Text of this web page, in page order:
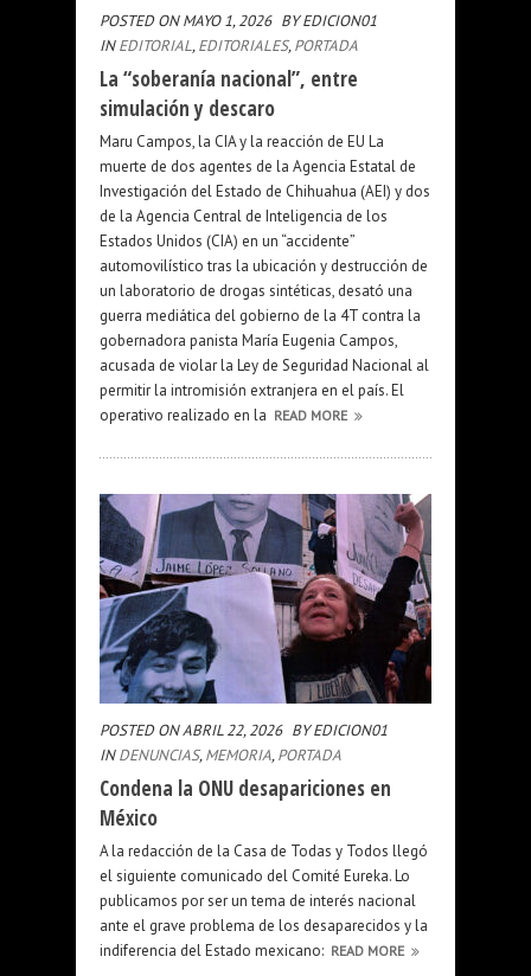
POSTED ON MAYO 1, 2026 BY EDICION01
INEDITORIAL,EDITORIALES,PORTADA
La “soberanía nacional”, entre
simulación y descaro
Maru Campos, la CIA y la reacción de EU La
muerte de dos agentes de la Agencia Estatal de
Investigación del Estado de Chihuahua (AEI) y dos
de la Agencia Central de Inteligencia de los
Estados Unidos (CIA) en un “accidente”
automovilístico tras la ubicación y destrucción de
un laboratorio de drogas sintéticas, desató una
guerra mediática del gobierno de la 4T contra la
gobernadora panista María Eugenia Campos,
acusada de violar la Ley de Seguridad Nacional al
permitir la intromisión extranjera en el país. El
operativo realizado en la READ MORE
POSTED ON ABRIL 22, 2026 BY EDICION01
INDENUNCIAS,MEMORIA,PORTADA
Condena la ONU desapariciones en
México
A la redacción de la Casa de Todas y Todos llegó
el siguiente comunicado del Comité Eureka. Lo
publicamos por ser un tema de interés nacional
ante el grave problema de los desaparecidos y la
indiferencia del Estado mexicano: READ MORE